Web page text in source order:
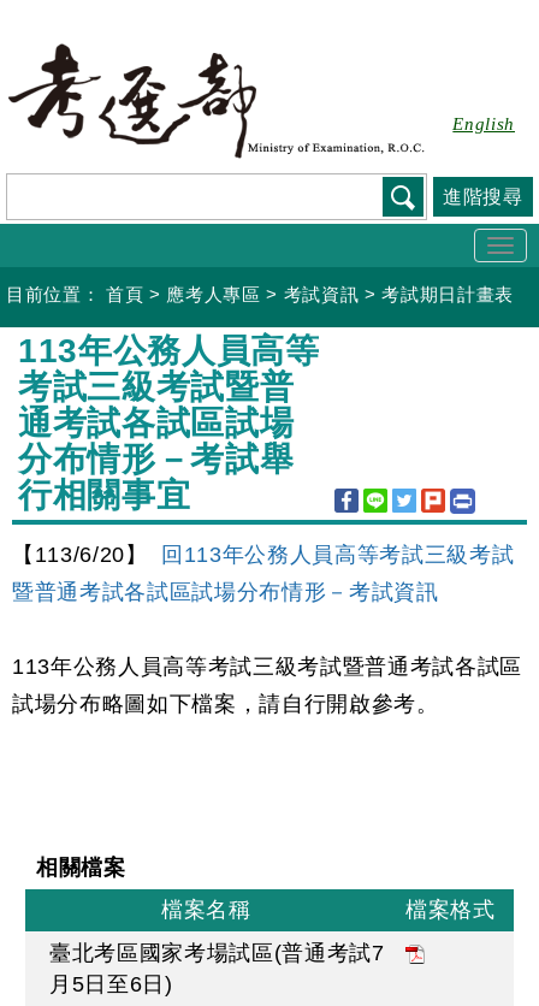
要
容
English
進階搜尋
目前位置： 首頁 > 應考人專區 > 考試資訊 >考試期日計畫表
:::
113年公務人員高等
考試三級考試暨普
通考試各試區試場
分布情形－考試舉
行相關事宜
【113/6/20】
回113年公務人員高等考試三級考試
暨普通考試各試區試場分布情形－考試資訊
113年公務人員高等考試三級考試暨普通考試各試區
試場分布略圖如下檔案，請自行開啟參考。
相關檔案
檔案名稱
檔案格式
臺北考區國家考場試區(普通考試7
月5日至6日)